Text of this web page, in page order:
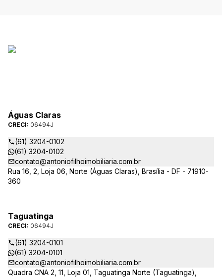
Águas Claras
CRECI: 06494J
(61) 3204-0102
(61) 3204-0102
contato@antoniofilhoimobiliaria.com.br
Rua 16, 2, Loja 06, Norte (Águas Claras), Brasília - DF - 71910-
360
Taguatinga
CRECI: 06494J
(61) 3204-0101
(61) 3204-0101
contato@antoniofilhoimobiliaria.com.br
Quadra CNA 2, 11, Loja 01, Taguatinga Norte (Taguatinga),